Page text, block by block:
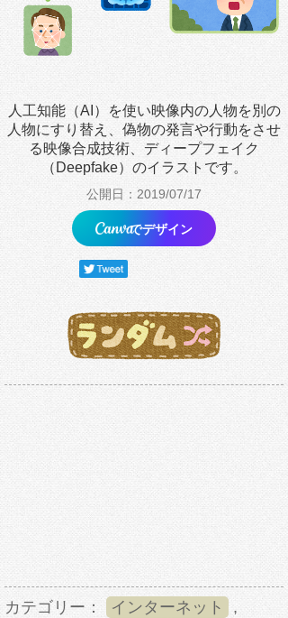
人工知能（AI）を使い映像内の人物を別の
人物にすり替え、偽物の発言や行動をさせ
る映像合成技術、ディープフェイク
（Deepfake）のイラストです。
公開日：2019/07/17
でデザイン
カテゴリー： インターネット ,